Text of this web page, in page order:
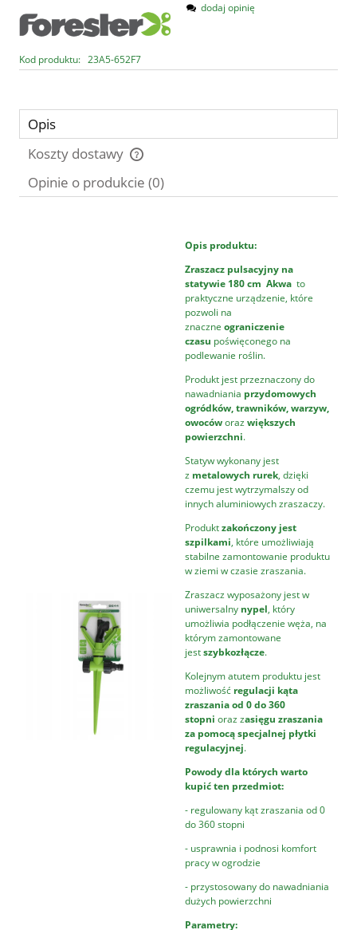
Kod produktu: 23A5-652F7
dodaj opinię
Opis
Koszty dostawy
Cena nie zawiera ewentualnych kosztów płatności
Opinie o produkcie (0)
Opis produktu:
Zraszacz pulsacyjny na
statywie 180 cm Akwa to
praktyczne urządzenie, które
pozwoli na
znaczne ograniczenie
czasu poświęconego na
podlewanie roślin.
Produkt jest przeznaczony do
nawadniania przydomowych
ogródków, trawników, warzyw,
owocóworaz większych
powierzchni.
Statyw wykonany jest
z metalowych rurek, dzięki
czemu jest wytrzymalszy od
innych aluminiowych zraszaczy.
Produktzakończony jest
szpilkami, które umożliwiają
stabilne zamontowanie produktu
w ziemi w czasie zraszania.
Zraszacz wyposażony jest w
uniwersalny nypel, który
umożliwia podłączenie węża, na
którym zamontowane
jestszybkozłącze.
Kolejnym atutem produktu jest
możliwość regulacji kąta
zraszania od 0 do 360
stopni oraz zasięgu zraszania
za pomocą specjalnej płytki
regulacyjnej.
Powody dla których warto
kupić ten przedmiot:
- regulowany kąt zraszania od 0
do 360 stopni
- usprawnia i podnosi komfort
pracy w ogrodzie
- przystosowany do nawadniania
dużych powierzchni
Parametry: